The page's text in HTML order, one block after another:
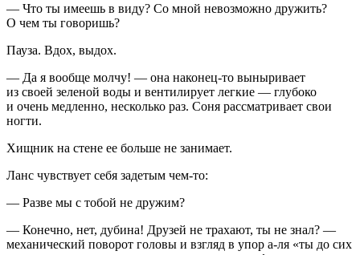
— Что ты имеешь в виду? Со мной невозможно дружить?
О чем ты говоришь?
Пауза. Вдох, выдох.
— Да я вообще молчу! — она наконец-то выныривает
из своей зеленой воды и вентилирует легкие — глубоко
и очень медленно, несколько раз. Соня рассматривает свои
ногти.
Хищник на стене ее больше не занимает.
Ланс чувствует себя задетым чем-то:
— Разве мы с тобой не дружим?
— Конечно, нет, дубина! Друзей не трахают, ты не знал? —
механический поворот головы и взгляд в упор а-ля «ты до сих